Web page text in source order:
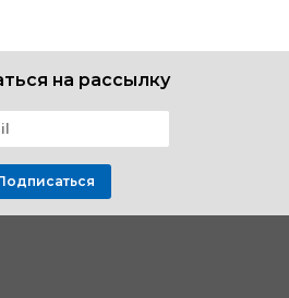
на рассылку